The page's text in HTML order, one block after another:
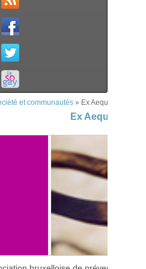
et communautés » Ex Aequo
Ex Aequo